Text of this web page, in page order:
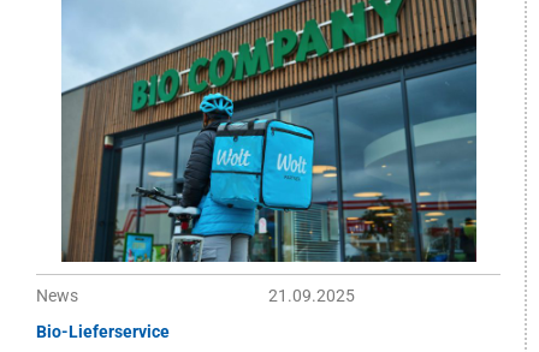
News
21.09.2025
Bio-Lieferservice